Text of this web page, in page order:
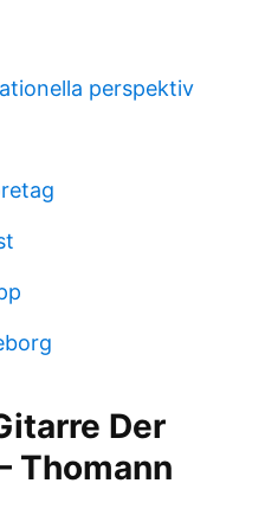
perspektiv
Der
Thomann